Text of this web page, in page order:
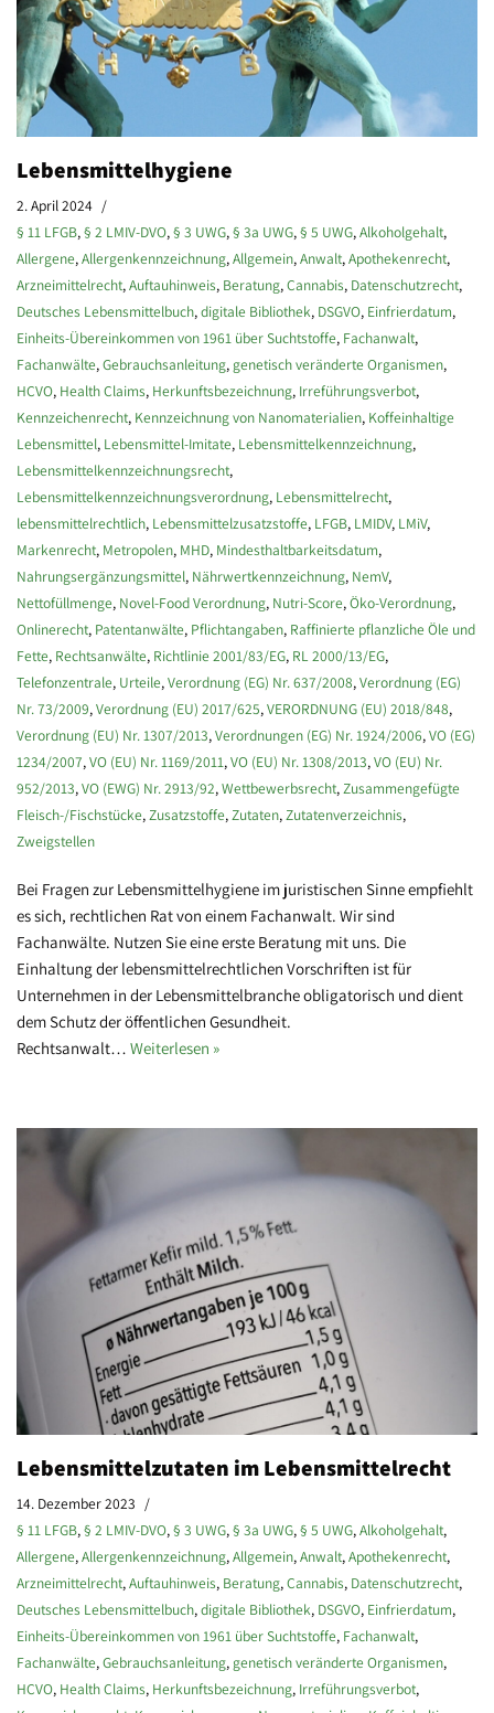
Lebensmittelhygiene
2. April 2024
§ 11 LFGB,§ 2 LMIV-DVO,§ 3 UWG,§ 3a UWG,§ 5 UWG,Alkoholgehalt,
Allergene,Allergenkennzeichnung,Allgemein,Anwalt,Apothekenrecht,
Arzneimittelrecht,Auftauhinweis, Beratung,Cannabis, Datenschutzrecht,
Deutsches Lebensmittelbuch,digitale Bibliothek, DSGVO, Einfrierdatum,
Einheits-Übereinkommen von 1961 über Suchtstoffe, Fachanwalt,
Fachanwälte,Gebrauchsanleitung, genetisch veränderte Organismen,
HCVO, Health Claims, Herkunftsbezeichnung, Irreführungsverbot,
Kennzeichenrecht, Kennzeichnung von Nanomaterialien, Koffeinhaltige
Lebensmittel, Lebensmittel-Imitate, Lebensmittelkennzeichnung,
Lebensmittelkennzeichnungsrecht,
Lebensmittelkennzeichnungsverordnung, Lebensmittelrecht,
lebensmittelrechtlich, Lebensmittelzusatzstoffe, LFGB, LMIDV, LMiV,
Markenrecht, Metropolen, MHD, Mindesthaltbarkeitsdatum,
Nahrungsergänzungsmittel, Nährwertkennzeichnung, NemV,
Nettofüllmenge, Novel-Food Verordnung, Nutri-Score,Öko-Verordnung,
Onlinerecht, Patentanwälte, Pflichtangaben, Raffinierte pflanzliche Öle und
Fette, Rechtsanwälte, Richtlinie 2001/83/EG, RL 2000/13/EG,
Telefonzentrale, Urteile,Verordnung (EG) Nr. 637/2008,Verordnung (EG)
Nr. 73/2009,Verordnung (EU) 2017/625,VERORDNUNG (EU) 2018/848,
Verordnung (EU) Nr. 1307/2013,Verordnungen (EG) Nr. 1924/2006,VO (EG)
1234/2007,VO (EU) Nr. 1169/2011,VO (EU) Nr. 1308/2013,VO (EU) Nr.
952/2013,VO (EWG) Nr. 2913/92,Wettbewerbsrecht,Zusammengefügte
Fleisch-/Fischstücke,Zusatzstoffe,Zutaten,Zutatenverzeichnis,
Zweigstellen
Bei Fragen zur Lebensmittelhygiene im juristischen Sinne empfiehlt
es sich, rechtlichen Rat von einem Fachanwalt. Wir sind
Fachanwälte. Nutzen Sie eine erste Beratung mit uns. Die
Einhaltung der lebensmittelrechtlichen Vorschriften ist für
Unternehmen in der Lebensmittelbranche obligatorisch und dient
dem Schutz der öffentlichen Gesundheit.
Rechtsanwalt… Weiterlesen »
Lebensmittelzutaten im Lebensmittelrecht
14. Dezember 2023
§ 11 LFGB,§ 2 LMIV-DVO,§ 3 UWG,§ 3a UWG,§ 5 UWG,Alkoholgehalt,
Allergene,Allergenkennzeichnung,Allgemein,Anwalt,Apothekenrecht,
Arzneimittelrecht,Auftauhinweis, Beratung,Cannabis, Datenschutzrecht,
Deutsches Lebensmittelbuch,digitale Bibliothek, DSGVO, Einfrierdatum,
Einheits-Übereinkommen von 1961 über Suchtstoffe, Fachanwalt,
Fachanwälte,Gebrauchsanleitung, genetisch veränderte Organismen,
HCVO, Health Claims, Herkunftsbezeichnung, Irreführungsverbot,